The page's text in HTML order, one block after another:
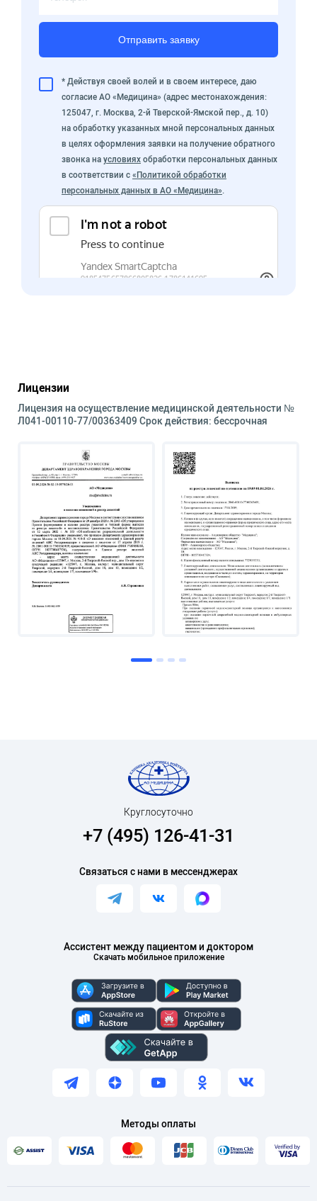
Отправить заявку
* Действуя своей волей и в своем интересе, даю
согласие АО «Медицина» (адрес местонахождения:
125047, г. Москва, 2-й Тверской-Ямской пер., д. 10)
на обработку указанных мной персональных данных
в целях оформления заявки на получение обратного
звонка на условиях обработки персональных данных
в соответствии с «Политикой обработки
персональных данных в АО «Медицина».
Лицензии
Лицензия на осуществление медицинской деятельности №
Л041-00110-77/00363409 Срок действия: бессрочная
Ассистент между пациентом и доктором
Скачать мобильное приложение
Круглосуточно
+7 (495) 126-41-31
Связаться с нами в мессенджерах
Методы оплаты